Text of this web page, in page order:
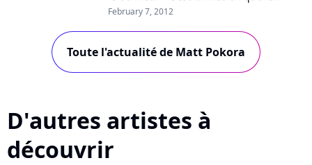
chanteur devra accomplir avec son
February 7, 2012
Toute l'actualité de Matt Pokora
D'autres artistes à
découvrir